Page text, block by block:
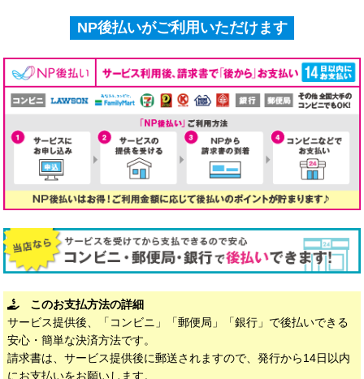
NP後払いがご利用いただけます
このお支払方法の詳細
サービス提供後、「コンビニ」「郵便局」「銀行」で後払いできる
安心・簡単な決済方法です。
請求書は、サービス提供後に郵送されますので、発行から14日以内
にお支払いをお願いします。